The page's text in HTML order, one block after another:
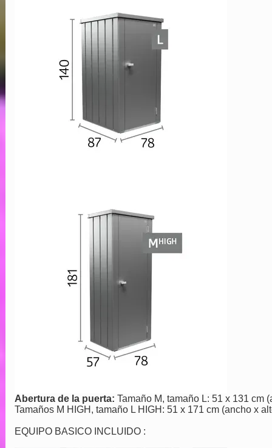
Abertura de la puerta: Tamaño M, tamaño L: 51 x 131 cm
Tamaños M HIGH, tamaño L HIGH: 51 x 171 cm (ancho x
EQUIPO BASICO INCLUIDO :